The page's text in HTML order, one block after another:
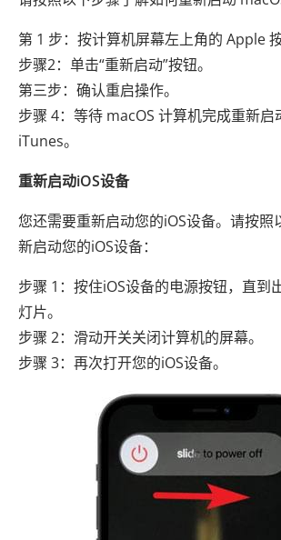
第 1 步：按计算机屏幕左上角的 Apple 按
步骤2：单击“重新启动”按钮。
第三步：确认重启操作。
步骤 4：等待 macOS 计算机完成重新启
iTunes。
重新启动iOS设备
您还需要重新启动您的iOS设备。请按照
新启动您的iOS设备：
步骤 1：按住iOS设备的电源按钮，直到
灯片。
步骤 2：滑动开关关闭计算机的屏幕。
步骤 3：再次打开您的iOS设备。